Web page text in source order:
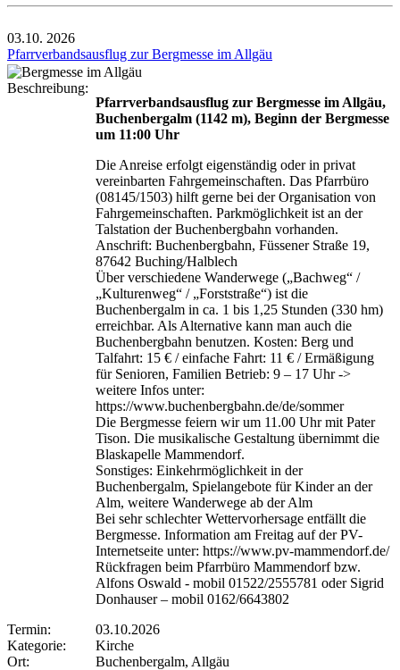
03.10. 2026
Pfarrverbandsausflug zur Bergmesse im Allgäu
Beschreibung:
Pfarrverbandsausflug zur Bergmesse im Allgäu,
Buchenbergalm (1142 m), Beginn der Bergmesse
um 11:00 Uhr
Die Anreise erfolgt eigenständig oder in privat
vereinbarten Fahrgemeinschaften. Das Pfarrbüro
(08145/1503) hilft gerne bei der Organisation von
Fahrgemeinschaften. Parkmöglichkeit ist an der
Talstation der Buchenbergbahn vorhanden.
Anschrift: Buchenbergbahn, Füssener Straße 19,
87642 Buching/Halblech
Über verschiedene Wanderwege („Bachweg“ /
„Kulturenweg“ / „Forststraße“) ist die
Buchenbergalm in ca. 1 bis 1,25 Stunden (330 hm)
erreichbar. Als Alternative kann man auch die
Buchenbergbahn benutzen. Kosten: Berg und
Talfahrt: 15 € / einfache Fahrt: 11 € / Ermäßigung
für Senioren, Familien Betrieb: 9 – 17 Uhr ->
weitere Infos unter:
https://www.buchenbergbahn.de/de/sommer
Die Bergmesse feiern wir um 11.00 Uhr mit Pater
Tison. Die musikalische Gestaltung übernimmt die
Blaskapelle Mammendorf.
Sonstiges: Einkehrmöglichkeit in der
Buchenbergalm, Spielangebote für Kinder an der
Alm, weitere Wanderwege ab der Alm
Bei sehr schlechter Wettervorhersage entfällt die
Bergmesse. Information am Freitag auf der PV-
Internetseite unter: https://www.pv-mammendorf.de/
Rückfragen beim Pfarrbüro Mammendorf bzw.
Alfons Oswald - mobil 01522/2555781 oder Sigrid
Donhauser – mobil 0162/6643802
Termin:
03.10.2026
Kategorie:
Kirche
Ort:
Buchenbergalm, Allgäu